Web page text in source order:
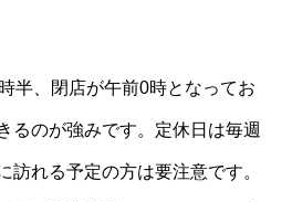
半、閉店が午前0時となってお
るのが強みです。定休日は毎週
訪れる予定の方は要注意です。